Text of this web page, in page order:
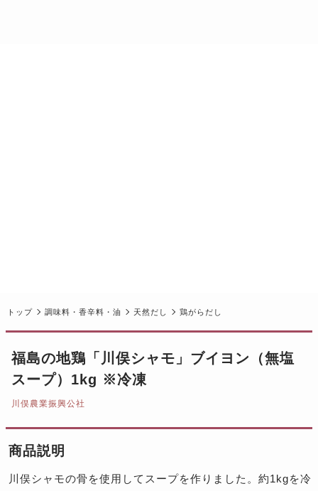
トップ 調味料・香辛料・油 天然だし 鶏がらだし
福島の地鶏「川俣シャモ」ブイヨン（無塩
スープ）1kg ※冷凍
川俣農業振興公社
商品説明
川俣シャモの骨を使用してスープを作りました。約1kgを冷